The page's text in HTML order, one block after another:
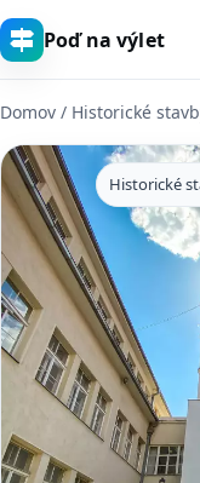
Poď na výlet
Domov / Historické
Historické